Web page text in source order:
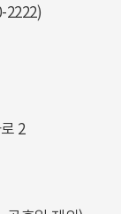
2222)
2